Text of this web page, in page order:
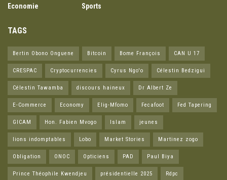
Economie
Sports
TAGS
Bertin Obono Onguene Bitcoin Bome François CAN U 17
CRESPAC Cryptocurrencies Cyrus Ngo'o Célestin Bedzigui
Célestin Tawamba discours haineux Dr Albert Ze
E-Commerce Economy Elig-Mfomo Fecafoot Fed Tapering
GICAM Hon. Fabien Mvogo Islam jeunes
lions indomptables Lobo Market Stories Martinez zogo
Obligation ONOC Opticiens PAD Paul Biya
Prince Théophile Kwendjeu présidentielle 2025 Rdpc